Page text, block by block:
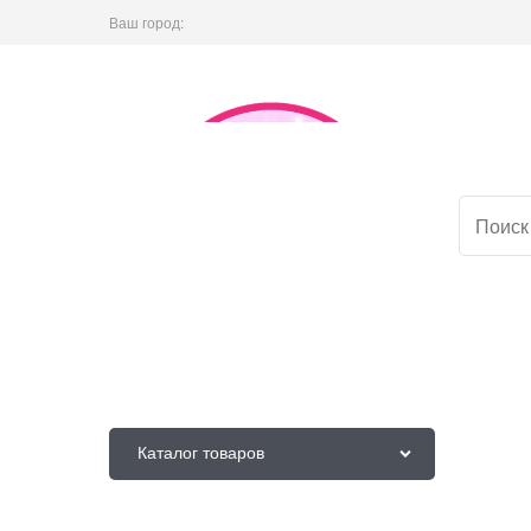
Ваш город:
Каталог товаров